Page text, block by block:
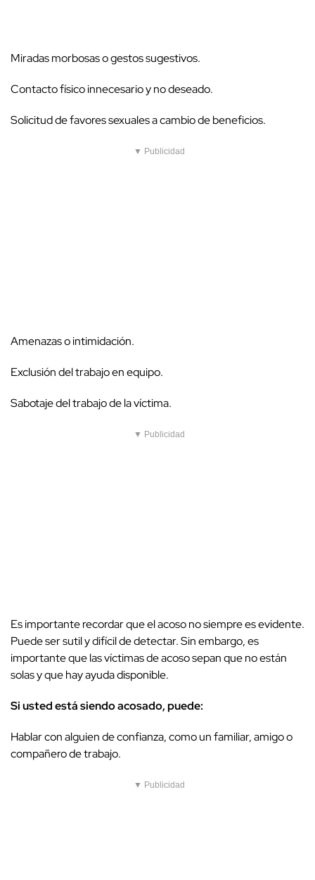
Miradas morbosas o gestos sugestivos.
Contacto físico innecesario y no deseado.
Solicitud de favores sexuales a cambio de beneficios.
▼ Publicidad
Amenazas o intimidación.
Exclusión del trabajo en equipo.
Sabotaje del trabajo de la víctima.
▼ Publicidad
Es importante recordar que el acoso no siempre es evidente.
Puede ser sutil y difícil de detectar. Sin embargo, es
importante que las víctimas de acoso sepan que no están
solas y que hay ayuda disponible.
Si usted está siendo acosado, puede:
Hablar con alguien de confianza, como un familiar, amigo o
compañero de trabajo.
▼ Publicidad